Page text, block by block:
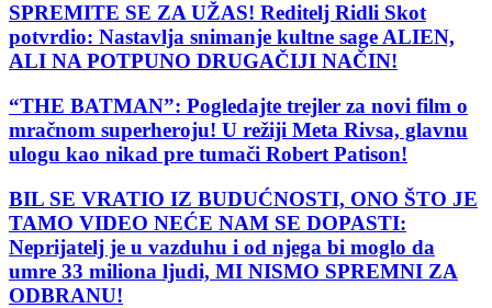
SPREMITE SE ZA UŽAS! Reditelj Ridli Skot
potvrdio: Nastavlja snimanje kultne sage ALIEN,
ALI NA POTPUNO DRUGAČIJI NAČIN!
“THE BATMAN”: Pogledajte trejler za novi film o
mračnom superheroju! U režiji Meta Rivsa, glavnu
ulogu kao nikad pre tumači Robert Patison!
BIL SE VRATIO IZ BUDUĆNOSTI, ONO ŠTO JE
TAMO VIDEO NEĆE NAM SE DOPASTI:
Neprijatelj je u vazduhu i od njega bi moglo da
umre 33 miliona ljudi, MI NISMO SPREMNI ZA
ODBRANU!